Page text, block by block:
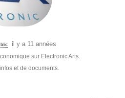
il y a 11 années
sur Electronic Arts.
et de documents.